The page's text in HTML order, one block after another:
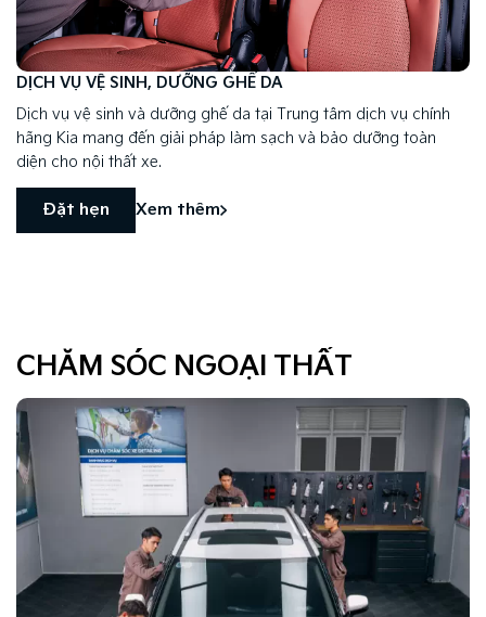
DỊCH VỤ VỆ SINH, DƯỠNG GHẾ DA
Dịch vụ vệ sinh và dưỡng ghế da tại Trung tâm dịch vụ chính
hãng Kia mang đến giải pháp làm sạch và bảo dưỡng toàn
diện cho nội thất xe.
Đặt hẹn Xem thêm
CHĂM SÓC NGOẠI THẤT